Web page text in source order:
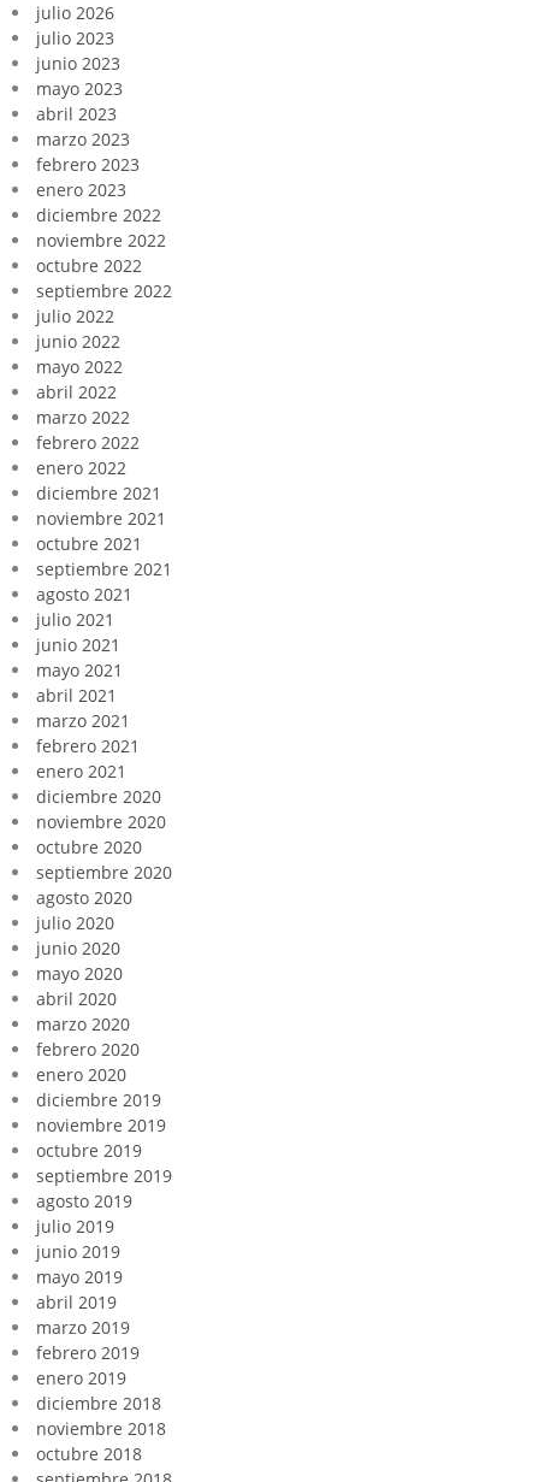
julio 2026
julio 2023
junio 2023
mayo 2023
abril 2023
marzo 2023
febrero 2023
enero 2023
diciembre 2022
noviembre 2022
octubre 2022
septiembre 2022
julio 2022
junio 2022
mayo 2022
abril 2022
marzo 2022
febrero 2022
enero 2022
diciembre 2021
noviembre 2021
octubre 2021
septiembre 2021
agosto 2021
julio 2021
junio 2021
mayo 2021
abril 2021
marzo 2021
febrero 2021
enero 2021
diciembre 2020
noviembre 2020
octubre 2020
septiembre 2020
agosto 2020
julio 2020
junio 2020
mayo 2020
abril 2020
marzo 2020
febrero 2020
enero 2020
diciembre 2019
noviembre 2019
octubre 2019
septiembre 2019
agosto 2019
julio 2019
junio 2019
mayo 2019
abril 2019
marzo 2019
febrero 2019
enero 2019
diciembre 2018
noviembre 2018
octubre 2018